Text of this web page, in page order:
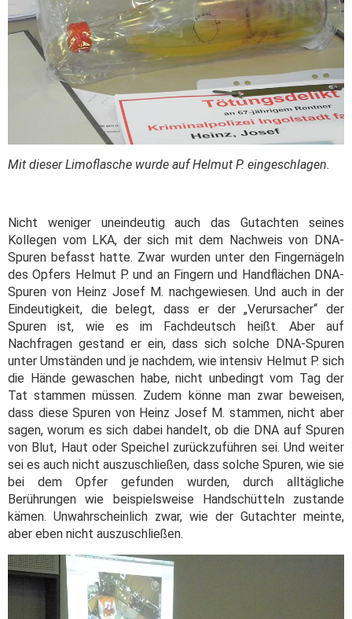
Mit dieser Limoflasche wurde auf Helmut P. eingeschlagen.
Nicht weniger uneindeutig auch das Gutachten seines
Kollegen vom LKA, der sich mit dem Nachweis von DNA-
Spuren befasst hatte. Zwar wurden unter den Fingernägeln
des Opfers Helmut P. und an Fingern und Handflächen DNA-
Spuren von Heinz Josef M. nachgewiesen. Und auch in der
Eindeutigkeit, die belegt, dass er der „Verursacher“ der
Spuren ist, wie es im Fachdeutsch heißt. Aber auf
Nachfragen gestand er ein, dass sich solche DNA-Spuren
unter Umständen und je nachdem, wie intensiv Helmut P. sich
die Hände gewaschen habe, nicht unbedingt vom Tag der
Tat stammen müssen. Zudem könne man zwar beweisen,
dass diese Spuren von Heinz Josef M. stammen, nicht aber
sagen, worum es sich dabei handelt, ob die DNA auf Spuren
von Blut, Haut oder Speichel zurückzuführen sei. Und weiter
sei es auch nicht auszuschließen, dass solche Spuren, wie sie
bei dem Opfer gefunden wurden, durch alltägliche
Berührungen wie beispielsweise Handschütteln zustande
kämen. Unwahrscheinlich zwar, wie der Gutachter meinte,
aber eben nicht auszuschließen.